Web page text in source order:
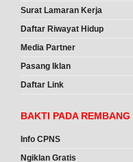
Surat Lamaran Kerja
Daftar Riwayat Hidup
Media Partner
Pasang Iklan
Daftar Link
BAKTI PADA REMBANG
Info CPNS
Ngiklan Gratis